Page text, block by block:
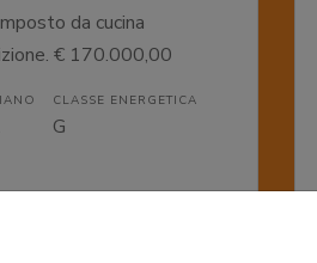
da cucina
€ 170.000,00
CLASSE ENERGETICA
G